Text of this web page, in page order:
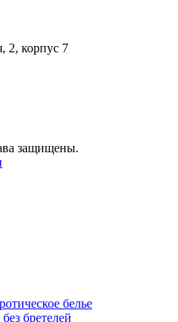
2, корпус 7
защищены.
белье
бретелей